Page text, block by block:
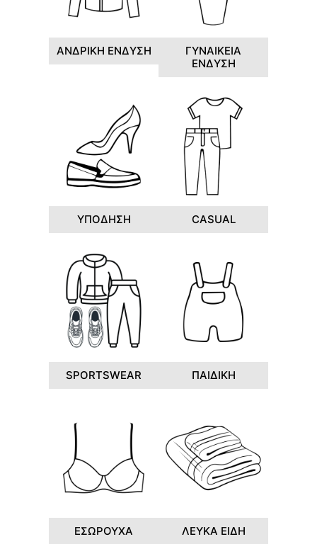
ΑΝΔΡΙΚΗ ΕΝΔΥΣΗ
ΓΥΝΑΙΚΕΙΑ
ΕΝΔΥΣΗ
ΥΠΟΔΗΣΗ CASUAL
SPORTSWEAR ΠΑΙΔΙΚΗ
ΕΣΩΡΟΥΧΑ ΛΕΥΚΑ ΕΙΔΗ